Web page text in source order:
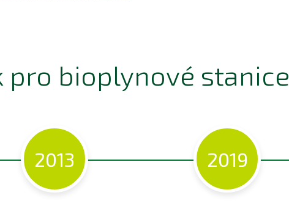
pro bioplynové stanice
2013 2019